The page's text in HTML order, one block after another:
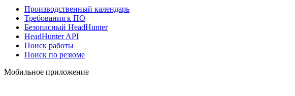
Производственный календарь
Требования к ПО
Безопасный HeadHunter
HeadHunter API
Поиск работы
Поиск по резюме
Мобильное приложение